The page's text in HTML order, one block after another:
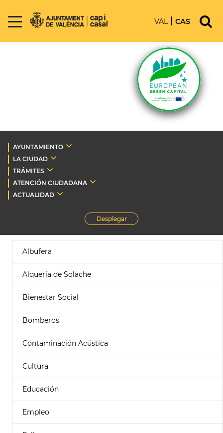
VAL CAS
AYUNTAMIENTO
LA CIUDAD
TRÁMITES
ATENCIÓN CIUDADANA
ACTUALIDAD
Desplegar
Albufera
Alquería de Solache
Bienestar Social
Bomberos
Contaminación Acústica
Cultura
Educación
Empleo